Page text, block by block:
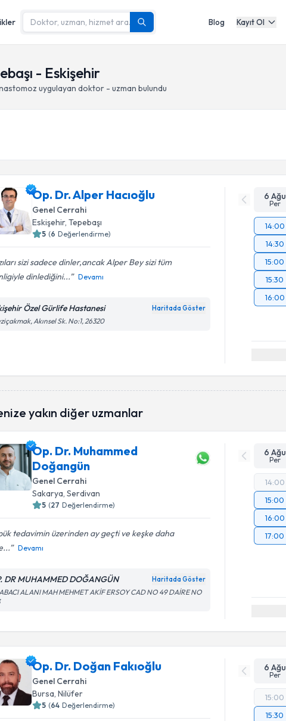
Blog Kayıt Ol
- Eskişehir
uygulayan doktor - uzman bulundu
Op. Dr. Alper Hacıoğlu
Genel Cerrahi
Eskişehir, Tepebaşı
5 (6 Değerlendirme)
sizi sadece dinler,ancak Alper Bey sizi tüm
dinlediğini...
Devamı
Özel Gürlife Hastanesi Haritada Göster
Akınsel Sk. No:1, 26320
6 Ağu
Per
14:00
14:30
15:00
15:30
16:00
yakın diğer uzmanlar
Op. Dr. Muhammed
Doğangün
Genel Cerrahi
Sakarya , Serdivan
5 (27 Değerlendirme)
tedavimin üzerinden ay geçti ve keşke daha
Devamı
DR MUHAMMED DOĞANGÜN Haritada Göster
ALANI MAH MEHMET AKİF ERSOY CAD NO 49 DAİRE NO
6 Ağu
Per
14:00
15:00
16:00
17:00
Op. Dr. Doğan Fakıoğlu
Genel Cerrahi
Bursa, Nilüfer
5 (64 Değerlendirme)
6 Ağu
Per
15:00
15:30